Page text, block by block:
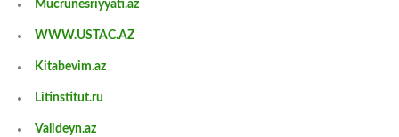
Mucrunesriyyati.az
WWW.USTAC.AZ
Kitabevim.az
Litinstitut.ru
Valideyn.az